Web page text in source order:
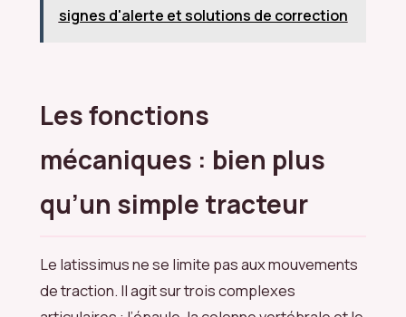
signes d'alerte et solutions de correction
Les fonctions
mécaniques : bien plus
qu’un simple tracteur
Le latissimus ne se limite pas aux mouvements
de traction. Il agit sur trois complexes